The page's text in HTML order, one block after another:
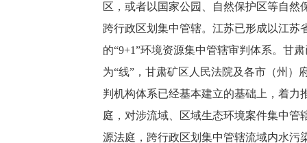
区，或者以国家公园、自然保护区等自
跨行政区划集中管辖。江苏已形成以江
的“9+1”环境资源集中管辖审判体系。甘
为“线”，甘肃矿区人民法院及各市（州）
判机构体系已经基本建立的基础上，着力
庭，对涉流域、区域生态环境案件集中
源法庭，跨行政区划集中管辖流域内水污